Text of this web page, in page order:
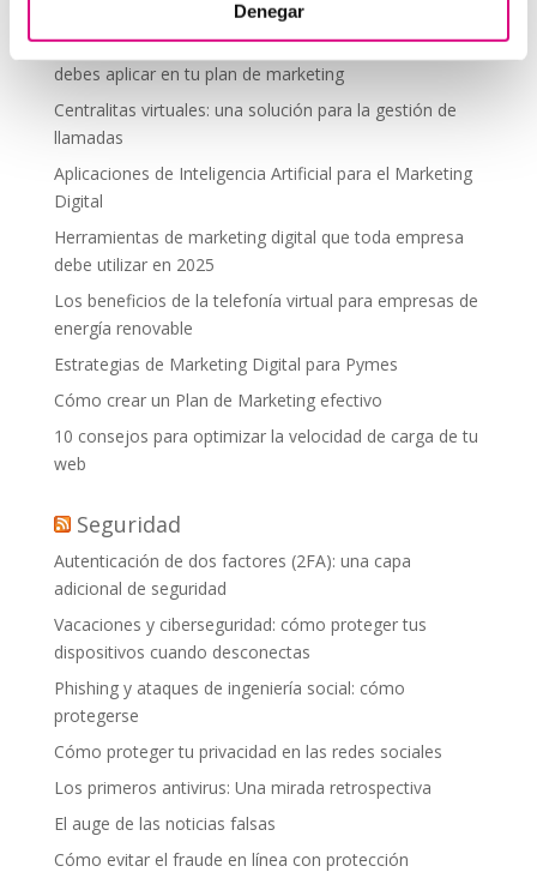
Denegar
Tendencias actuales en marketing y publicidad que
debes aplicar en tu plan de marketing
Centralitas virtuales: una solución para la gestión de
llamadas
Aplicaciones de Inteligencia Artificial para el Marketing
Digital
Herramientas de marketing digital que toda empresa
debe utilizar en 2025
Los beneficios de la telefonía virtual para empresas de
energía renovable
Estrategias de Marketing Digital para Pymes
Cómo crear un Plan de Marketing efectivo
10 consejos para optimizar la velocidad de carga de tu
web
Seguridad
Autenticación de dos factores (2FA): una capa
adicional de seguridad
Vacaciones y ciberseguridad: cómo proteger tus
dispositivos cuando desconectas
Phishing y ataques de ingeniería social: cómo
protegerse
Cómo proteger tu privacidad en las redes sociales
Los primeros antivirus: Una mirada retrospectiva
El auge de las noticias falsas
Cómo evitar el fraude en línea con protección